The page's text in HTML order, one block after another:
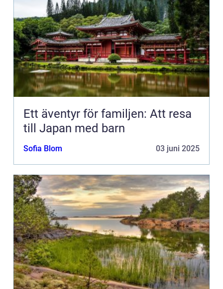
Ett äventyr för familjen: Att resa
till Japan med barn
Sofia Blom 03 juni 2025